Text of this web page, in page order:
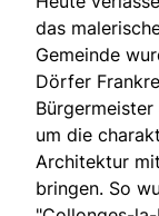
das
Gemeinde
Dörfer
um die
Architektur
bringen. So